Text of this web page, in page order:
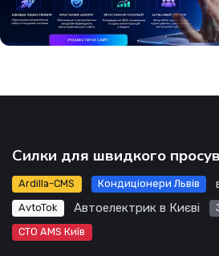
Силки для швидкого
Ardilla-CMS Кондиціонери Львів
AvtoTok Автоелектрик в Києві
СТО AMS Київ